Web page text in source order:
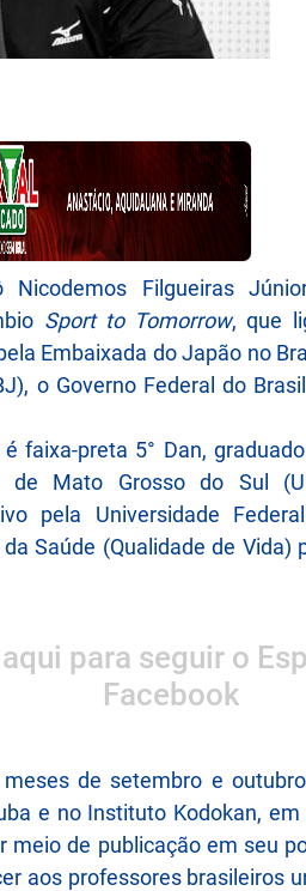
Filgueiras
Sport to Tomorrow, que
Embaixada do Japão no
o Governo Federal do
faixa-preta 5° Dan,
de Mato Grosso do Sul
pela Universidade
Saúde (Qualidade de Vida)
para seguir o
Facebook
meses de setembro e
e no Instituto Kodokan,
meio de publicação em seu
aos professores brasileiros